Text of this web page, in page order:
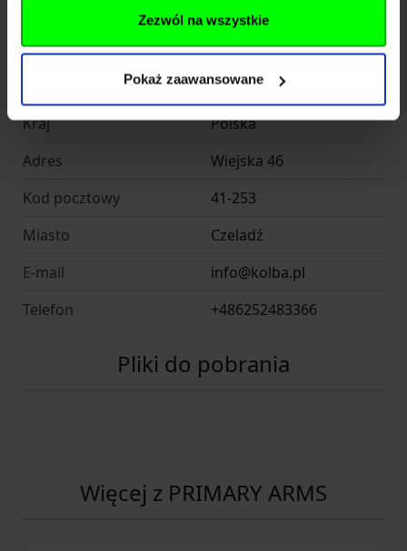
Zezwól na wszystkie
Pokaż zaawansowane
Importer
KOLBA sp. z o.o.
Kraj
Polska
Adres
Wiejska 46
Kod pocztowy
41-253
Miasto
Czeladź
E-mail
info@kolba.pl
Telefon
+486252483366
Pliki do pobrania
Więcej z PRIMARY ARMS